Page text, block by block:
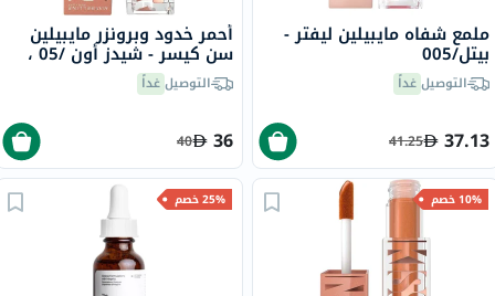
ملمع شفاه مايبيلين ليفتر -
بيتل/005
التوصيلغداً
37.13
41.25
أحمر خدود وبرونزر مايبيلين
سن كيسر - شيدز أون /05 ،
4.7 ملالتوصيلغداً
36
40
10% خصم 25% خصم